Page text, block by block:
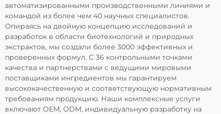
автоматизированными производственными линиями и
командой из более чем 40 научных специалистов.
Опираясь на двойную концепцию исследований и
разработок в области биотехнологий и природных
экстрактов, мы создали более 3000 эффективных и
проверенных формул. С 36 контрольными точками
качества и партнерствами с ведущими мировыми
поставщиками ингредиентов мы гарантируем
высококачественную и соответствующую нормативным
требованиям продукцию. Наши комплексные услуги
включают OEM, ODM, индивидуальную разработку на